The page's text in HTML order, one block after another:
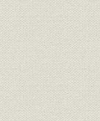
技術